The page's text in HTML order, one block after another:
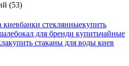
(53)
киевбанки стеклянныекупить
бокал для бренди купитьчайные
купить стаканы для воды киев